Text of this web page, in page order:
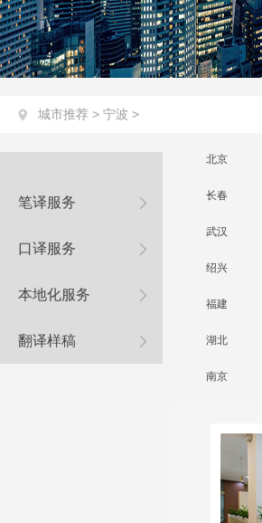
城市推荐 > 宁波 >
笔译服务
口译服务
本地化服务
翻译样稿
北京
长春
武汉
绍兴
福建
湖北
南京